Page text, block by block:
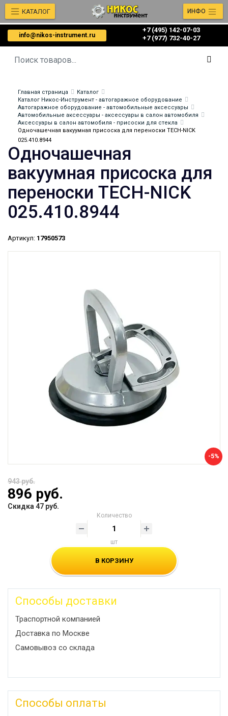
info@nikos-instrument.ru
+7 (495) 142-07-03
‎‎+7 (977) 732-40-27
КАТАЛОГ ИНФО
Главная страница
Каталог
Каталог Никос-Инструмент - автогаражное оборудование
Автогаражное оборудование - автомобильные аксессуары
Автомобильные аксессуары - аксессуары в салон автомобиля
Аксессуары в салон автомобиля - присоски для стекла
Одночашечная вакуумная присоска для переноски TECH-NICK
025.410.8944
Одночашечная
вакуумная присоска для
переноски TECH-NICK
025.410.8944
Артикул: 17950573
-5%
943 руб.
896 руб.
Скидка 47 руб.
Количество
шт
В КОРЗИНУ
Способы доставки
Траспортной компанией
Доставка по Москве
Самовывоз со склада
Способы оплаты